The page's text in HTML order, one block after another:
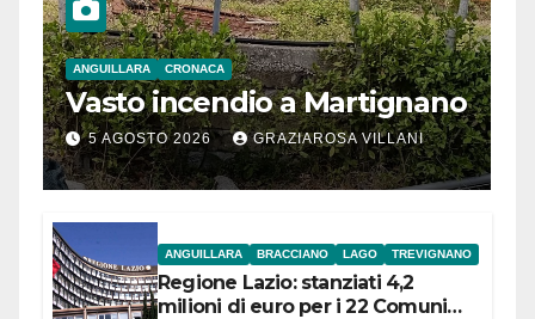
ANGUILLARA CRONACA
Vasto incendio a Martignano
5 AGOSTO 2026 GRAZIAROSA VILLANI
ANGUILLARA BRACCIANO LAGO TREVIGNANO
Regione Lazio: stanziati 4,2
milioni di euro per i 22 Comuni